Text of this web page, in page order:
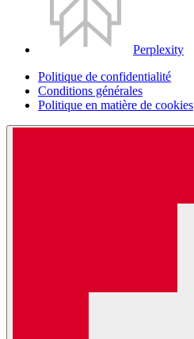
Perplexity
Politique de confidentialité
Conditions générales
Politique en matière de cookies